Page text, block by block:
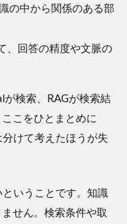
の中から関係のある部
、回答の精度や文脈の
検索、RAGが検索結
こをひとまとめに
分けて考えたほうが失
いうことです。知識
せん。検索条件や取